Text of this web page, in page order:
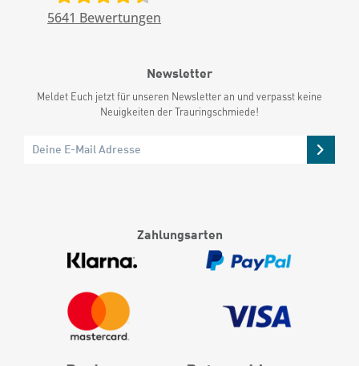
5641 Bewertungen
Newsletter
Meldet Euch jetzt für unseren Newsletter an und verpasst keine
Neuigkeiten der Trauringschmiede!
Zahlungsarten